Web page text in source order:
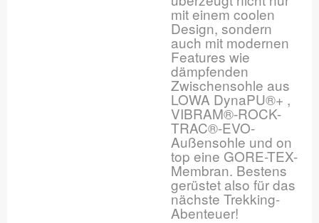
mit einem coolen
Design, sondern
auch mit modernen
Features wie
dämpfenden
Zwischensohle aus
LOWA DynaPU®+ ,
VIBRAM®-ROCK-
TRAC®-EVO-
Außensohle und on
top eine GORE-TEX-
Membran. Bestens
gerüstet also für das
nächste Trekking-
Abenteuer!